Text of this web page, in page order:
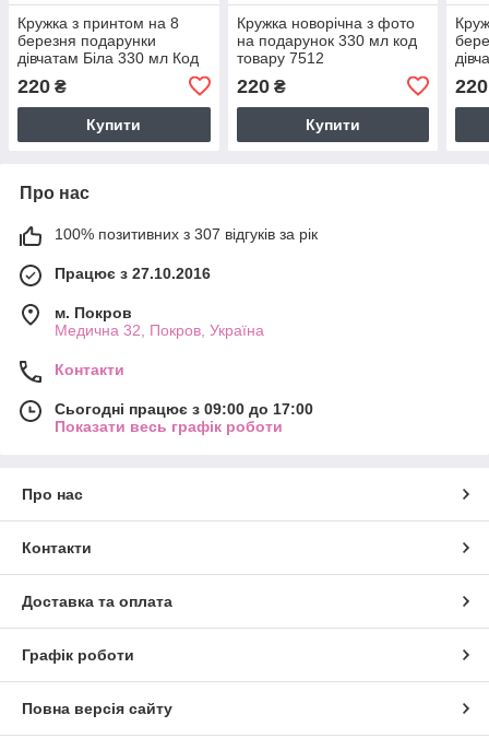
Кружка з принтом на 8
березня подарунки
дівчатам Біла 330 мл Код
220 ₴
Купити
Кружка новорічна з фото
на подарунок 330 мл код
товару 7512
220₴
Купити
220
Про нас
100% позитивних з 307 відгуків за рік
Працює з 27.10.2016
м. Покров
Медична 32, Покров, Україна
Контакти
Сьогодні працює з 09:00 до 17:00
Показати весь графік роботи
Про нас
Контакти
Доставка та оплата
Графік роботи
Повна версія сайту